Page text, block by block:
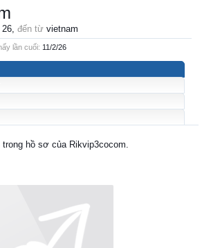
đến từ vietnam
lần cuối: 11/2/26
trong hồ sơ của Rikvip3cocom.